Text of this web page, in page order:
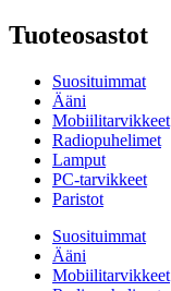
Tuoteosastot
Suosituimmat
Ääni
Mobiilitarvikkeet
Radiopuhelimet
Lamput
PC-tarvikkeet
Paristot
Suosituimmat
Ääni
Mobiilitarvikkeet